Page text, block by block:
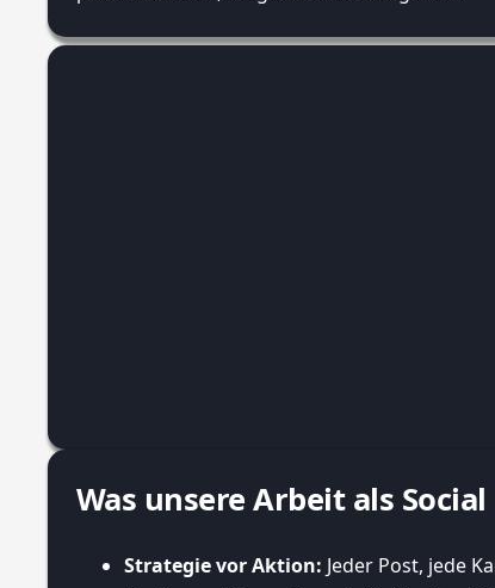
Was unsere Arbeit als
Strategie vor Aktion: Jeder Post, jede